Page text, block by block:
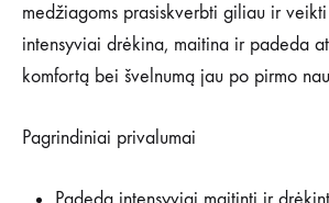
medžiagoms prasiskverbti giliau ir
intensyviai drėkina, maitina ir padeda
komfortą bei švelnumą jau po pirmo
Pagrindiniai privalumai